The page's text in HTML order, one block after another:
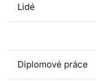
Lidé
Diplomové práce